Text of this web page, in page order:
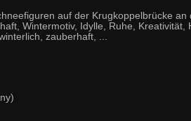
auf der Krugkoppelbrücke
Wintermotiv, Idylle, Ruhe,
zauberhaft, ...